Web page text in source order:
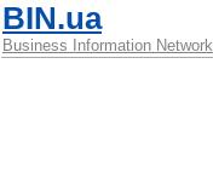
BIN.ua
Business Information Network